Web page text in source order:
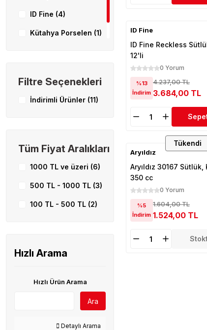
ID Fine (4)
Kütahya Porselen (1)
Filtre Seçenekleri
İndirimli Ürünler (11)
Tüm Fiyat Aralıkları
1000 TL ve üzeri (6)
500 TL - 1000 TL (3)
100 TL - 500 TL (2)
Hızlı Arama
Hızlı Ürün Arama
Ara
Detaylı Arama
ID Fine
ID Fine Reckless
12'li
0 Yorum
%13
İndirim
4.237,00 TL
3.684,00 TL
Tükendi
Aryıldız
Aryıldız 30167
350 cc
0 Yorum
%5
İndirim
1.604,00 TL
1.524,00 TL